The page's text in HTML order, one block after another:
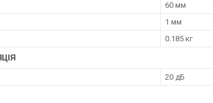
60 мм
1 мм
0.185 кг
20 дБ